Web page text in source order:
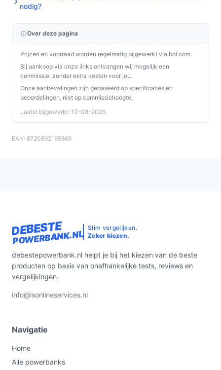
nodig?
Over deze pagina
Prijzen en voorraad worden regelmatig bijgewerkt via bol.com.
Bij aankoop via onze links ontvangen wij mogelijk een
commissie, zonder extra kosten voor jou.
Onze aanbevelingen zijn gebaseerd op specificaties en
beoordelingen, niet op commissiehoogte.
Laatst bijgewerkt: 10-08-2026
EAN: 8720892195869
DEBESTE
POWERBANK.NL
Slim vergelijken.
Zeker kiezen.
debestepowerbank.nl helpt je bij het kiezen van de beste
producten op basis van onafhankelijke tests, reviews en
vergelijkingen.
info@lsonlineservices.nl
Navigatie
Home
Alle powerbanks